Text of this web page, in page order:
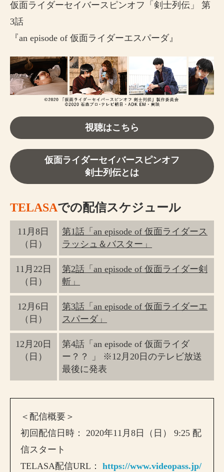
仮面ライダーセイバースピンオフ「剣士列伝」 第
3話
『an episode of 仮面ライダーエスパーダ』
視聴はこちら
仮面ライダーセイバースピンオフ
剣士列伝とは
TELASAでの配信スケジュール
11月8日
（日）
第1話「an episode of 仮面ライダース
ラッシュ＆バスター」
11月22日
（日）
第2話「an episode of 仮面ライダー剣
斬」
12月6日
（日）
第3話「an episode of 仮面ライダーエ
スパーダ」
12月20日
（日）
第4話「an episode of 仮面ライダ
ー？？ 」 ※12月20日のテレビ放送
最後に発表
＜配信概要＞
初回配信日時： 2020年11月8日（日） 9:25 配
信スタート
TELASA配信URL： https://www.videopass.jp/